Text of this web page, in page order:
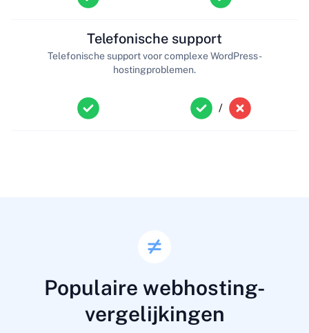
Telefonische support
Telefonische support voor complexe WordPress-
hostingproblemen.
/
Populaire webhosting-
vergelijkingen